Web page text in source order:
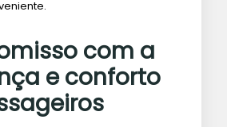
com a
e conforto